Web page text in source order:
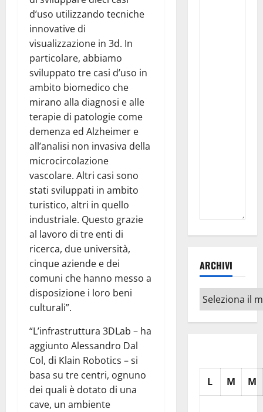
d’uso utilizzando tecniche
innovative di
visualizzazione in 3d. In
particolare, abbiamo
sviluppato tre casi d’uso in
ambito biomedico che
mirano alla diagnosi e alle
terapie di patologie come
demenza ed Alzheimer e
all’analisi non invasiva della
microcircolazione
vascolare. Altri casi sono
stati sviluppati in ambito
turistico, altri in quello
industriale. Questo grazie
al lavoro di tre enti di
ricerca, due università,
cinque aziende e dei
comuni che hanno messo a
disposizione i loro beni
culturali”.
“L’infrastruttura 3DLab – ha
aggiunto Alessandro Dal
Col, di Klain Robotics – si
basa su tre centri, ognuno
dei quali è dotato di una
cave, un ambiente
ARCHIVI
Archivi
L M M